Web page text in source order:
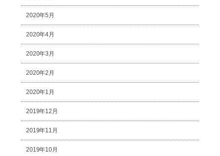
2020年5月
2020年4月
2020年3月
2020年2月
2020年1月
2019年12月
2019年11月
2019年10月